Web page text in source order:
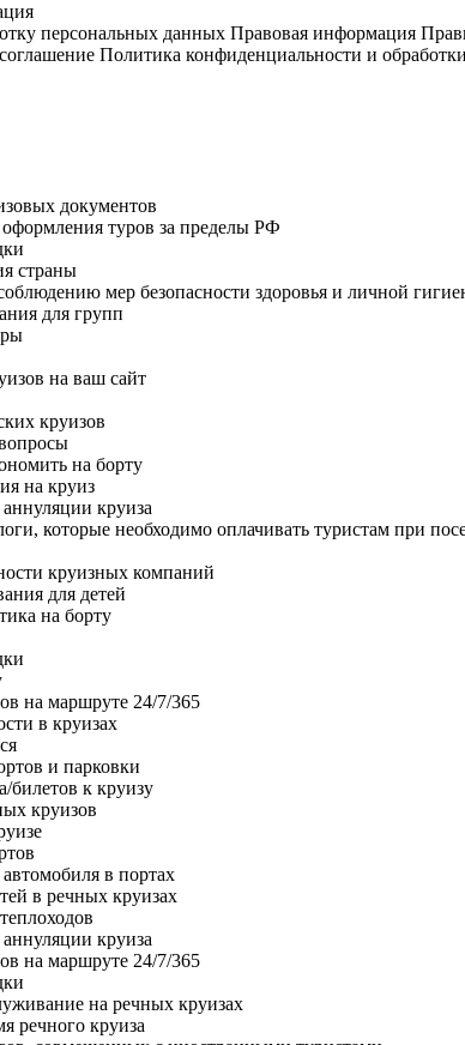
персональных данных Правовая информация
Политика конфиденциальности и
документов
туров за пределы РФ
страны
мер безопасности здоровья и личной
для групп
на ваш сайт
круизов
на борту
на круиз
круиза
которые необходимо оплачивать туристам при
круизных компаний
для детей
на борту
на маршруте 24/7/365
в круизах
и парковки
билетов к круизу
круизов
в портах
в речных круизах
круиза
на маршруте 24/7/365
на речных круизах
речного круиза